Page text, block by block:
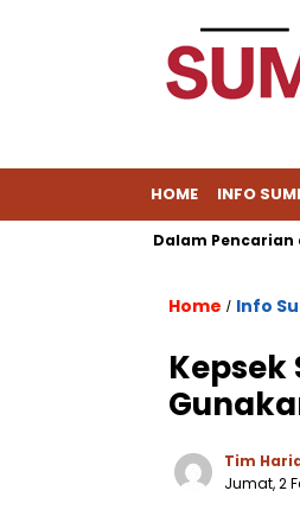
HOME INFO
1 Masih Dalam Pencarian di
Home / Info
Kepsek
Tim
Jumat, 2